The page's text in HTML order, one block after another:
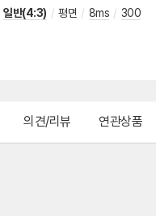
일반(4:3) / 평면 / 8ms / 300
의견/리뷰 연관상품